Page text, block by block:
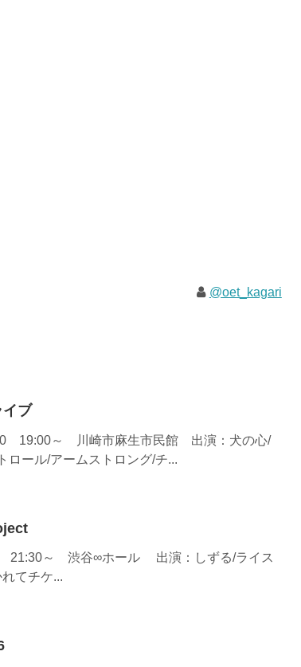
@oet_kagari
ブ
19:00～ 川崎市麻生市民館 出演：犬の心/
ロール/アームストロング/チ...
～ 渋谷∞ホール 出演：しずる/ライス
てチケ...